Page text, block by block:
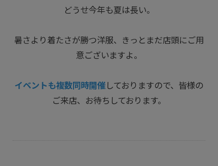
どうせ今年も夏は長い。
暑さより着たさが勝つ洋服、きっとまだ店頭にご用
意ございますよ。
イベントも複数同時開催 しておりますので、皆様の
ご来店、お待ちしております。